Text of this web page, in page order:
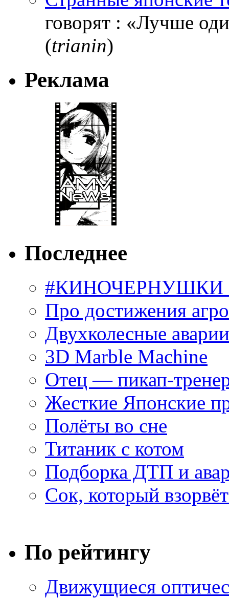
говорят : «Лучше
(trianin)
Реклама
Последнее
#КИНОЧЕРНУШКИ
Про достижения
Двухколесные
3D Marble Machine
Отец — пикап-
Жесткие Японские
Полёты во сне
Титаник с котом
Подборка ДТП и
Сок, который
По рейтингу
Движущиеся